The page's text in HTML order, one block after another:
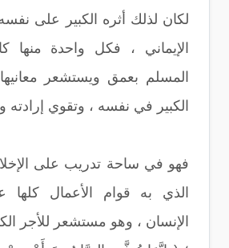
لكان لذلك أثره الكبير على
الإيماني ، فكل واحدة منها
المسلم بعمق ويستشعر
الكبير في نفسه ، وتقوي
فهو في ساحة تدريب على
الذي به قوام الأعمال كلها
الإنسان ، وهو مستشعر للأجر